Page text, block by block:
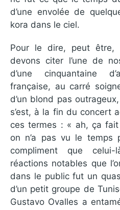
d’une envolée de
kora dans le ciel.
Pour le dire, peut être,
devons citer l’une de
d’une cinquantaine
française, au carré
d’un blond pas
s’est, à la fin du concert
ces termes : « ah, ça
on n’a pas vu le temps
compliment que
réactions notables que
dans le public fut un
d’un petit groupe de
Gustavo Ovalles a